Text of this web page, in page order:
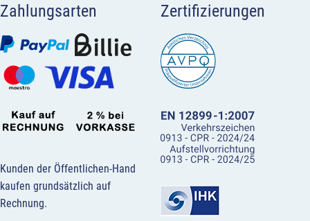
Zahlungsarten
Kunden der Öffentlichen-Hand
kaufen grundsätzlich auf
Rechnung.
Zertifizierungen